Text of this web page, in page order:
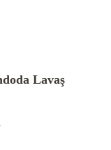
Lavaş